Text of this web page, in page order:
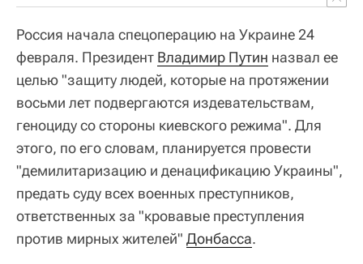
Россия начала спецоперацию на Украине 24
февраля. Президент Владимир Путин назвал ее
целью "защиту людей, которые на протяжении
восьми лет подвергаются издевательствам,
геноциду со стороны киевского режима". Для
этого, по его словам, планируется провести
"демилитаризацию и денацификацию Украины",
предать суду всех военных преступников,
ответственных за "кровавые преступления
против мирных жителей" Донбасса.